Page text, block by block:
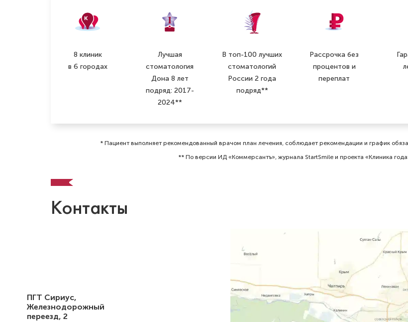
8 клиник
в 6 городах
Лучшая
стоматология
Дона 8 лет
подряд: 2017-
2024**
В топ-100 лучших
стоматологий
России 2 года
подряд**
Рассрочка без
процентов и
переплат
* Пациент выполняет рекомендованный врачом план лечения, соблюдает рекомендации и график
** По версии ИД «Коммерсантъ», журнала StartSmile и проекта «Клиника
Контакты
ПГТ Сириус,
Железнодорожный
переезд, 2